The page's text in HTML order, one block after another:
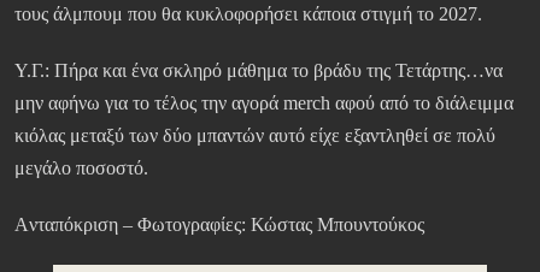
τους άλμπουμ που θα κυκλοφορήσει κάποια στιγμή το 2027.
Υ.Γ.: Πήρα και ένα σκληρό μάθημα το βράδυ της Τετάρτης…να
μην αφήνω για το τέλος την αγορά merch αφού από το διάλειμμα
κιόλας μεταξύ των δύο μπαντών αυτό είχε εξαντληθεί σε πολύ
μεγάλο ποσοστό.
Aνταπόκριση – Φωτογραφίες: Κώστας Μπουντούκος